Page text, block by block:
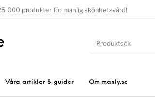
000 produkter för manlig skönhetsvård!
Våra artiklar & guider Om manly.se